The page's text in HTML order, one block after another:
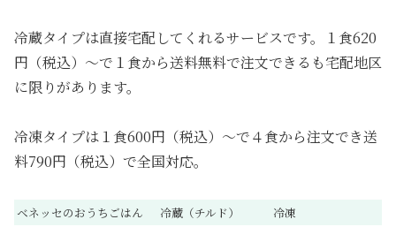
冷蔵タイプは直接宅配してくれるサービスです。１食620
円（税込）〜で１食から送料無料で注文できるも宅配地区
に限りがあります。
冷凍タイプは１食600円（税込）〜で４食から注文でき送
料790円（税込）で全国対応。
ベネッセのおうちごはん 冷蔵（チルド）
冷凍